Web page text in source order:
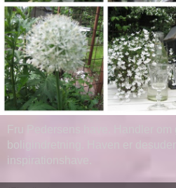
Fru Pedersens have. Handler
boligindretning. Haven er
inspirationshave.